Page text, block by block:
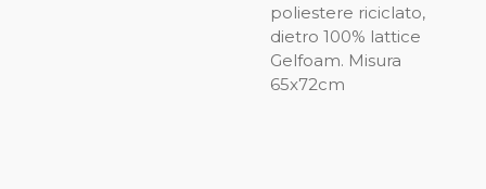
poliestere riciclato,
dietro 100% lattice
Gelfoam. Misura
65x72cm